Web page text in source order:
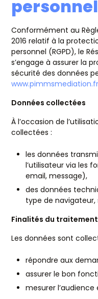
Conformément au
2016 relatif à la
personnel (RGPD), le
s’engage à assurer la
sécurité des données
Données collectées
À l’occasion de
collectées :
les données
l’utilisateur via les
email, message),
des données
type de
Finalités du traitement
Les données sont
répondre aux
assurer le bon
mesurer